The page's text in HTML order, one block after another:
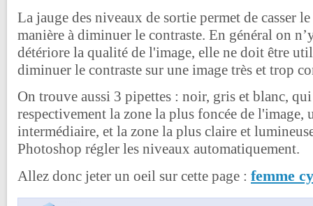
La jauge des niveaux de sortie permet de casser
manière à diminuer le contraste. En général on
détériore la qualité de l'image, elle ne doit être
diminuer le contraste sur une image très et trop
On trouve aussi 3 pipettes : noir, gris et blanc,
respectivement la zone la plus foncée de l'image,
intermédiaire, et la zone la plus claire et
Photoshop régler les niveaux automatiquement.
Allez donc jeter un oeil sur cette page : femme